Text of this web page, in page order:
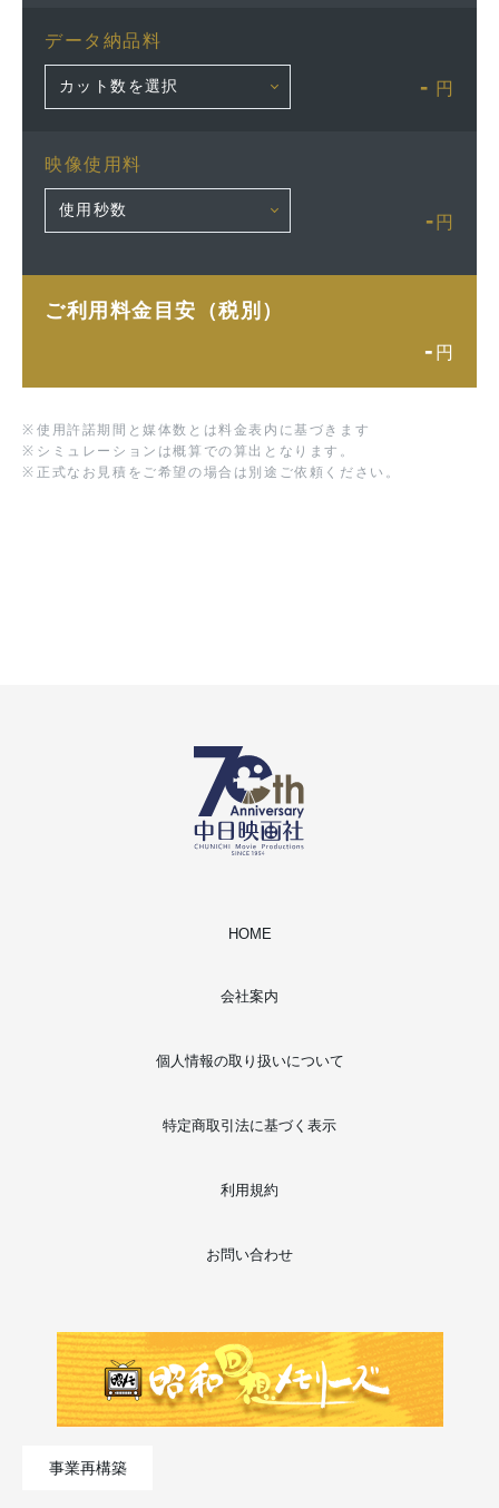
データ納品料
- 円
映像使用料
- 円
ご利用料金目安（税別）
- 円
※ 使用許諾期間と媒体数とは料金表内に基づきます
※ シミュレーションは概算での算出となります。
※ 正式なお見積をご希望の場合は別途ご依頼ください。
HOME
会社案内
個人情報の取り扱いについて
特定商取引法に基づく表示
利用規約
お問い合わせ
事業再構築